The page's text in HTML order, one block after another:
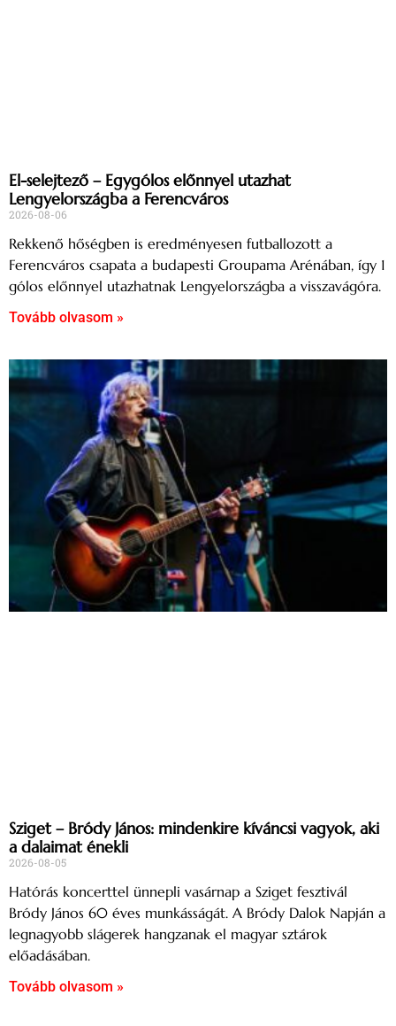
El-selejtező – Egygólos előnnyel utazhat
Lengyelországba a Ferencváros
2026-08-06
Rekkenő hőségben is eredményesen futballozott a
Ferencváros csapata a budapesti Groupama Arénában, így 1
gólos előnnyel utazhatnak Lengyelországba a visszavágóra.
Tovább olvasom »
Sziget – Bródy János: mindenkire kíváncsi vagyok, aki
a dalaimat énekli
2026-08-05
Hatórás koncerttel ünnepli vasárnap a Sziget fesztivál
Bródy János 60 éves munkásságát. A Bródy Dalok Napján a
legnagyobb slágerek hangzanak el magyar sztárok
előadásában.
Tovább olvasom »